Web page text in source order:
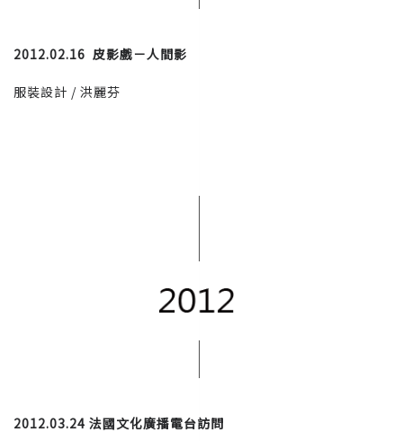
2012.02.16 皮影戲－人間影
服裝設計 / 洪麗芬
2012.03.24 法國文化廣播電台訪問